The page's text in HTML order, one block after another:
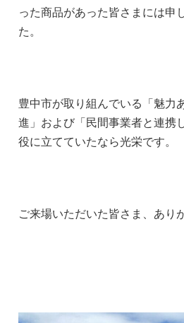
った商品があった皆さまには申
た。
豊中市が取り組んでいる「魅力
進」および「民間事業者と連携
役に立てていたなら光栄です。
ご来場いただいた皆さま、あり